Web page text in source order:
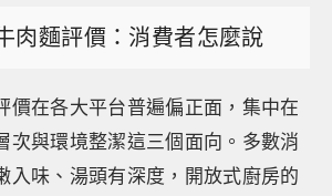
肉麵評價：消費者怎麼說
價在各大平台普遍偏正面，集中在
次與環境整潔這三個面向。多數消
入味、湯頭有深度，開放式廚房的